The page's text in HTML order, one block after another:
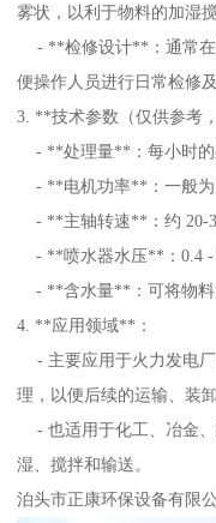
雾状，以利于物料的加湿
- **检修设计**：通常在
便操作人员进行日常检修及
3. **技术参数（仅供参考
- **处理量**：每小时的
- **电机功率**：一般为
- **主轴转速**：约 20-
- **喷水器水压**：0.4 -
- **含水量**：可将物料
4. **应用领域**：
- 主要应用于火力发电
理，以便后续的运输、装卸
- 也适用于化工、冶金
湿、搅拌和输送。
泊头市正康环保设备有限